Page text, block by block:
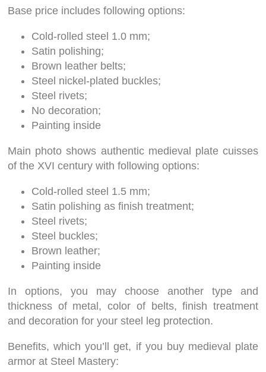
Base price includes following options:
Cold-rolled steel 1.0 mm;
Satin polishing;
Brown leather belts;
Steel nickel-plated buckles;
Steel rivets;
No decoration;
Painting inside
Main photo shows authentic medieval plate cuisses
of the XVI century with following options:
Cold-rolled steel 1.5 mm;
Satin polishing as finish treatment;
Steel rivets;
Steel buckles;
Brown leather;
Painting inside
In options, you may choose another type and
thickness of metal, color of belts, finish treatment
and decoration for your steel leg protection.
Benefits, which you’ll get, if you buy medieval plate
armor at Steel Mastery: